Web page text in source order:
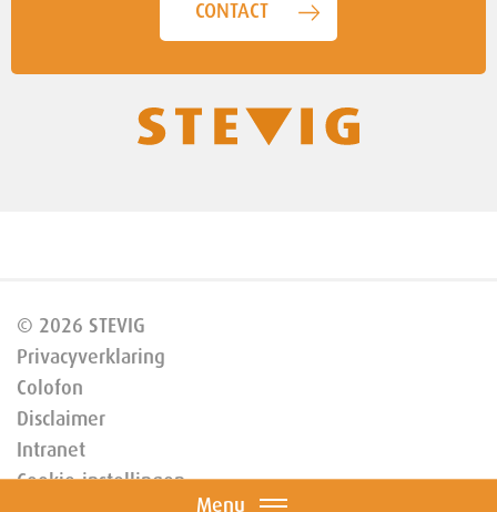
CONTACT
© 2026 STEVIG
Privacyverklaring
Colofon
Disclaimer
Intranet
Cookie-instellingen
Menu